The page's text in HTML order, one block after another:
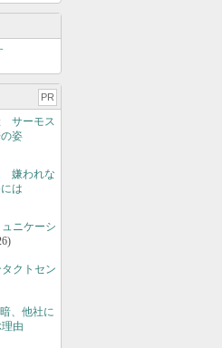
PR
サーモス
姿
嫌われな
は
ニケーシ
クトセン
、他社に
由